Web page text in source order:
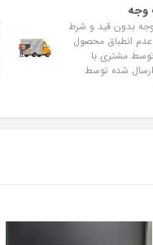
وجه
بدون قید و شرط
انطباق محصول
مشتری با
شده توسط